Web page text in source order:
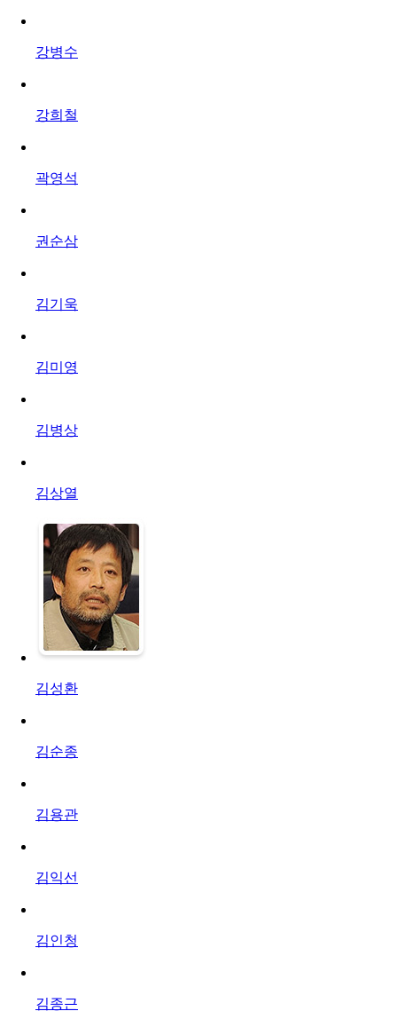
강병수
강희철
곽영석
권순삼
김기욱
김미영
김병상
김상열
김성환
김순종
김용관
김익선
김인청
김종근